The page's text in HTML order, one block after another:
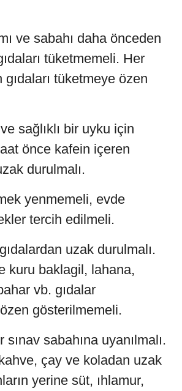
ve sabahı daha önceden
tüketmemeli. Her
tüketmeye özen
sağlıklı bir uyku için
önce kafein içeren
durulmalı.
yenmemeli, evde
tercih edilmeli.
uzak durulmalı.
kuru baklagil, lahana,
vb. gıdalar
gösterilmemeli.
sabahına uyanılmalı.
çay ve koladan uzak
yerine süt, ıhlamur,